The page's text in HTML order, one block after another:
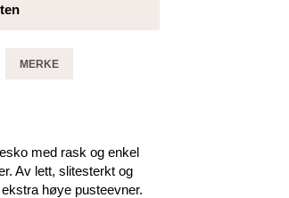
MERKE
med rask og enkel
Av lett, slitesterkt og
høye pusteevner.